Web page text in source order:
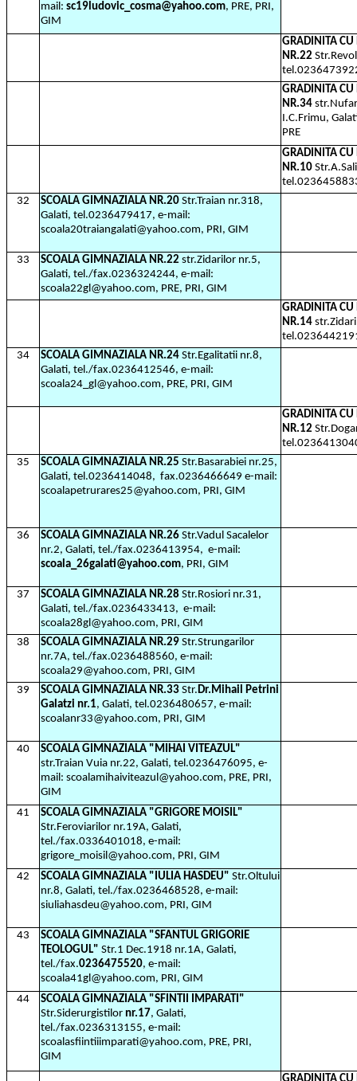
mail: sc19ludovic_cosma@yahoo.com, PRE, PRI,
GIM
GRADINITA
NR.22
GRADINITA
NR.34
I.C.Frimu,
PRE
GRADINITA
NR.10
32
SCOALA GIMNAZIALA NR.20 Str.Traian nr.318,
Galati, tel.0236479417, e-mail:
scoala20traiangalati@yahoo.com, PRI, GIM
33 SCOALA GIMNAZIALA NR.22 str.Zidarilor nr.5,
Galati, tel./fax.0236324244, e-mail:
scoala22gl@yahoo.com, PRE, PRI, GIM
GRADINITA
NR.14
34
SCOALA GIMNAZIALA NR.24 Str.Egalitatii nr.8,
Galati, tel./fax.0236412546, e-mail:
scoala24_gl@yahoo.com, PRE, PRI, GIM
GRADINITA
NR.12
35
SCOALA GIMNAZIALA NR.25 Str.Basarabiei nr.25,
Galati, tel.0236414048, fax.0236466649 e-mail:
scoalapetrurares25@yahoo.com, PRI, GIM
36 SCOALA GIMNAZIALA NR.26 Str.Vadul Sacalelor
nr.2, Galati, tel./fax.0236413954, e-mail:
scoala_26galati@yahoo.com, PRI, GIM
37 SCOALA GIMNAZIALA NR.28 Str.Rosiori nr.31,
Galati, tel./fax.0236433413, e-mail:
scoala28gl@yahoo.com, PRI, GIM
38
SCOALA GIMNAZIALA NR.29 Str.Strungarilor
nr.7A, tel./fax.0236488560, e-mail:
scoala29@yahoo.com, PRI, GIM
39
SCOALA GIMNAZIALA NR.33 Str.Dr.Mihail Petrini
Galatzi nr.1, Galati, tel.0236480657, e-mail:
scoalanr33@yahoo.com, PRI, GIM
40
SCOALA GIMNAZIALA "MIHAI VITEAZUL"
str.Traian Vuia nr.22, Galati, tel.0236476095, e-
mail: scoalamihaiviteazul@yahoo.com, PRE, PRI,
GIM
41
SCOALA GIMNAZIALA "GRIGORE MOISIL"
Str.Feroviarilor nr.19A, Galati,
tel./fax.0336401018, e-mail:
grigore_moisil@yahoo.com, PRI, GIM
42
SCOALA GIMNAZIALA "IULIA HASDEU" Str.Oltului
nr.8, Galati, tel./fax.0236468528, e-mail:
siuliahasdeu@yahoo.com, PRI, GIM
43
SCOALA GIMNAZIALA "SFANTUL GRIGORIE
TEOLOGUL" Str.1 Dec.1918 nr.1A, Galati,
tel./fax.0236475520, e-mail:
scoala41gl@yahoo.com, PRI, GIM
44
SCOALA GIMNAZIALA "SFINTII IMPARATI"
Str.Siderurgistilor nr.17, Galati,
tel./fax.0236313155, e-mail:
scoalasfiintiiimparati@yahoo.com, PRE, PRI,
GIM